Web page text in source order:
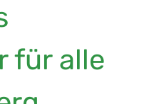
für alle